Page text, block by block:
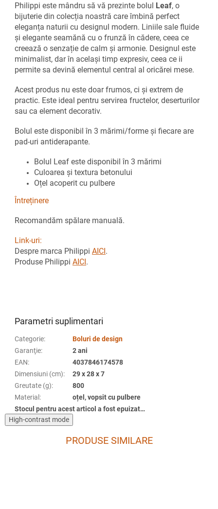
Philippi este mândru să vă prezinte bolul Leaf, o
bijuterie din colecția noastră care îmbină perfect
eleganța naturii cu designul modern. Liniile sale fluide
și elegante seamănă cu o frunză în cădere, ceea ce
creează o senzație de calm și armonie. Designul este
minimalist, dar în același timp expresiv, ceea ce ii
permite sa devină elementul central al oricărei mese.
Acest produs nu este doar frumos, ci și extrem de
practic. Este ideal pentru servirea fructelor, deserturilor
sau ca element decorativ.
Bolul este disponibil în 3 mărimi/forme și fiecare are
pad-uri antiderapante.
Bolul Leaf este disponibil în 3 mărimi
Culoarea și textura betonului
Oțel acoperit cu pulbere
Întreținere
Recomandăm spălare manuală.
Link-uri:
Despre marca Philippi AICI.
Produse Philippi AICI.
Parametri suplimentari
Categorie:
Boluri de design
Garanţie:
2 ani
EAN:
4037846174578
Dimensiuni (cm):
29 x 28 x 7
Greutate (g):
800
Material :
oțel, vopsit cu pulbere
Stocul pentru acest articol a fost epuizat…
High-contrast mode
PRODUSE SIMILARE